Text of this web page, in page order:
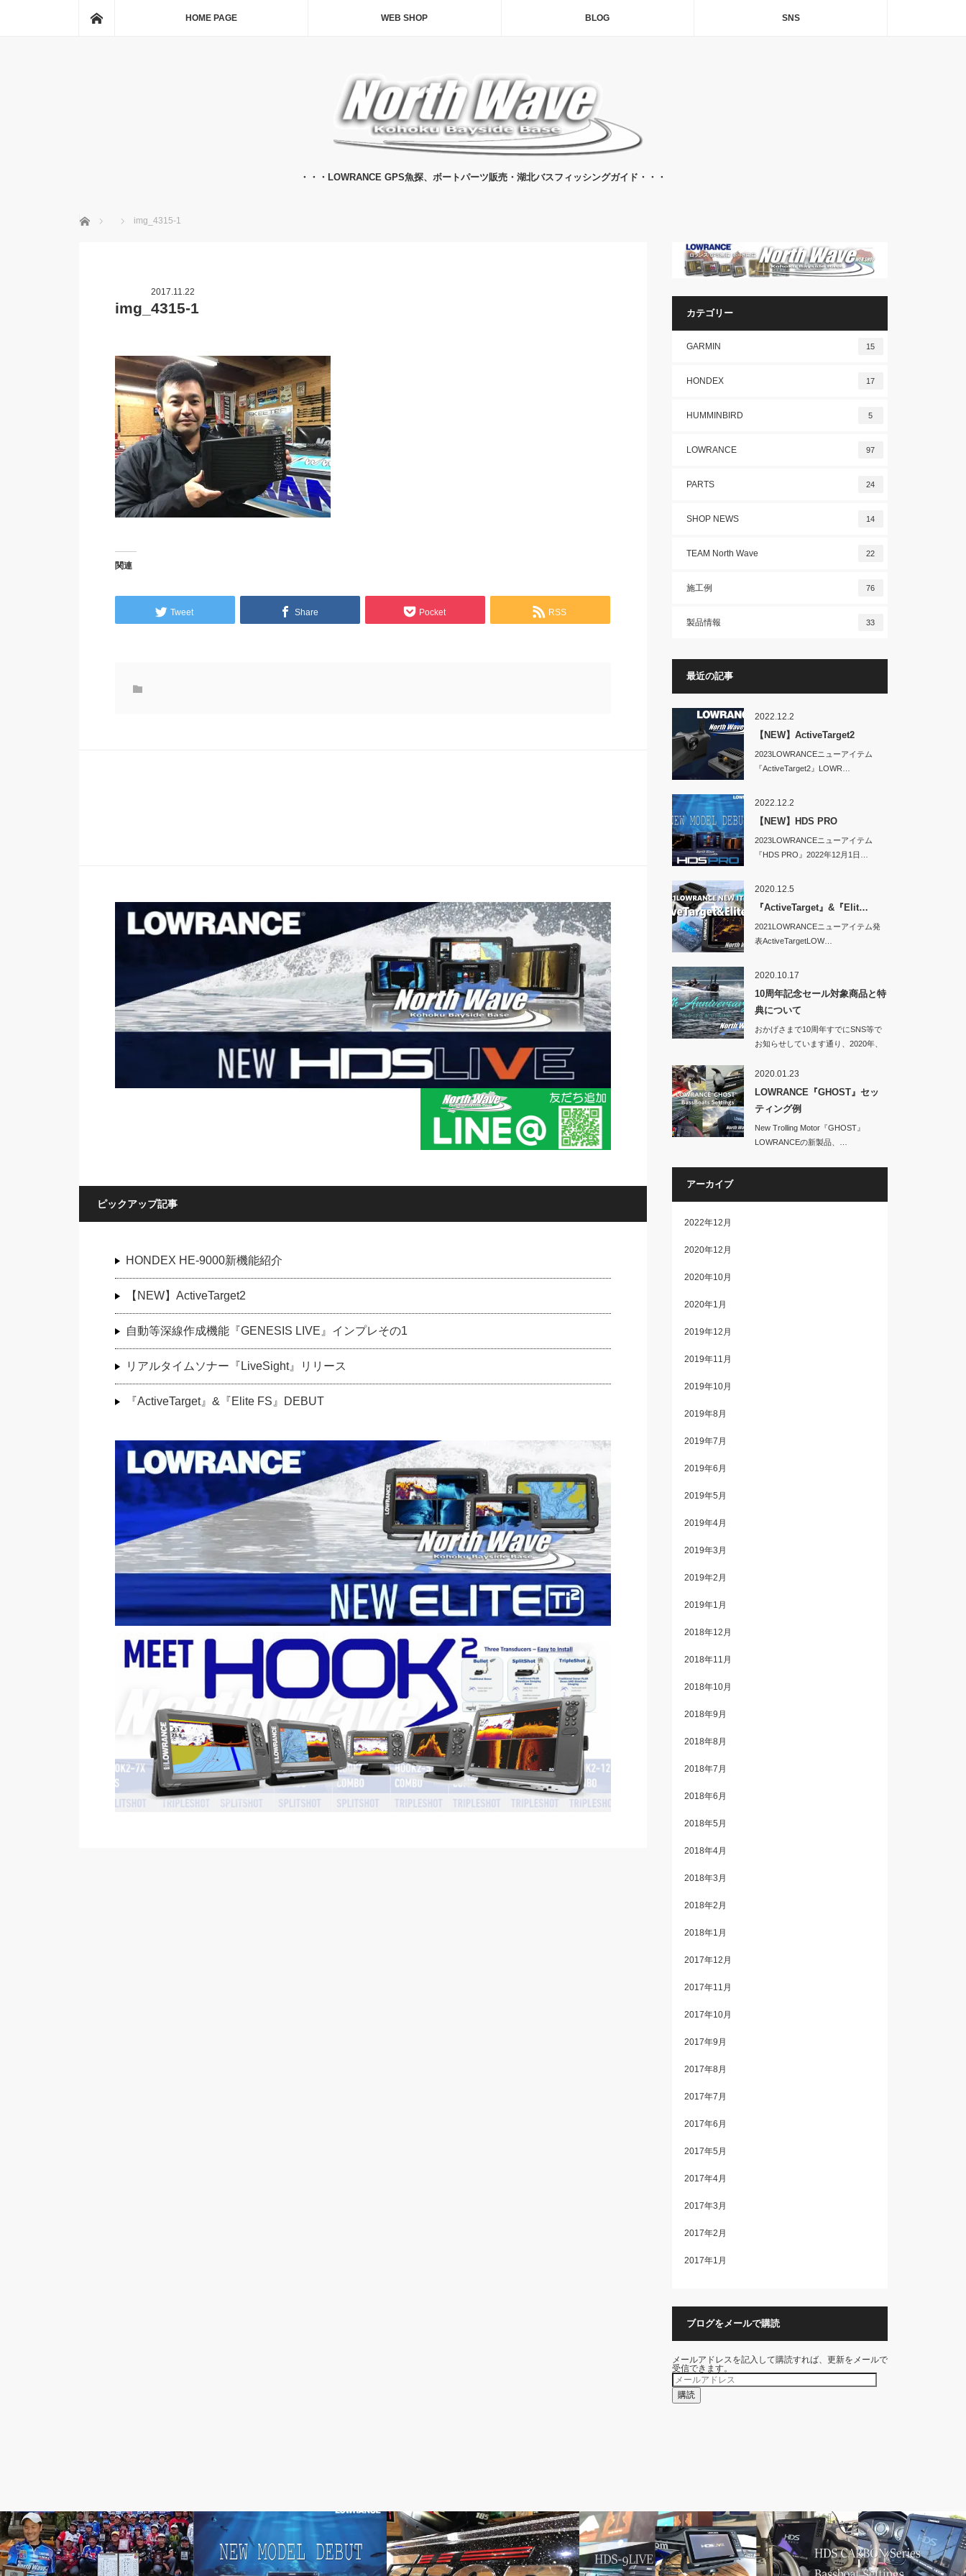
HOME PAGE WEB SHOP BLOG SNS
・・・LOWRANCE GPS魚探、ボートパーツ販売・湖北バスフィッシングガイド・・・
ホーム img_4315-1
2017.11.22
img_4315-1
関連
Tweet Share Pocket RSS
ピックアップ記事
HONDEX HE-9000新機能紹介
【NEW】ActiveTarget2
自動等深線作成機能『GENESIS LIVE』インプレその1
リアルタイムソナー『LiveSight』リリース
『ActiveTarget』&『Elite FS』DEBUT
カテゴリー
GARMIN 15
HONDEX 17
HUMMINBIRD 5
LOWRANCE 97
PARTS 24
SHOP NEWS 14
TEAM North Wave 22
施工例 76
製品情報 33
最近の記事
2022.12.2
【NEW】ActiveTarget2
2023LOWRANCEニューアイテム
『ActiveTarget2』LOWR…
2022.12.2
【NEW】HDS PRO
2023LOWRANCEニューアイテム
『HDS PRO』2022年12月1日…
2020.12.5
『ActiveTarget』&『Elit…
2021LOWRANCEニューアイテム発
表ActiveTargetLOW…
2020.10.17
10周年記念セール対象商品と特
典について
おかげさまで10周年すでにSNS等で
お知らせしています通り、2020年、
2020.01.23
LOWRANCE『GHOST』セッ
ティング例
New Trolling Motor『GHOST』
LOWRANCEの新製品、…
アーカイブ
2022年12月
2020年12月
2020年10月
2020年1月
2019年12月
2019年11月
2019年10月
2019年8月
2019年7月
2019年6月
2019年5月
2019年4月
2019年3月
2019年2月
2019年1月
2018年12月
2018年11月
2018年10月
2018年9月
2018年8月
2018年7月
2018年6月
2018年5月
2018年4月
2018年3月
2018年2月
2018年1月
2017年12月
2017年11月
2017年10月
2017年9月
2017年8月
2017年7月
2017年6月
2017年5月
2017年4月
2017年3月
2017年2月
2017年1月
ブログをメールで購読
メールアドレスを記入して購読すれば、更新をメールで
受信できます。
メ
ー
ル
ア
購読